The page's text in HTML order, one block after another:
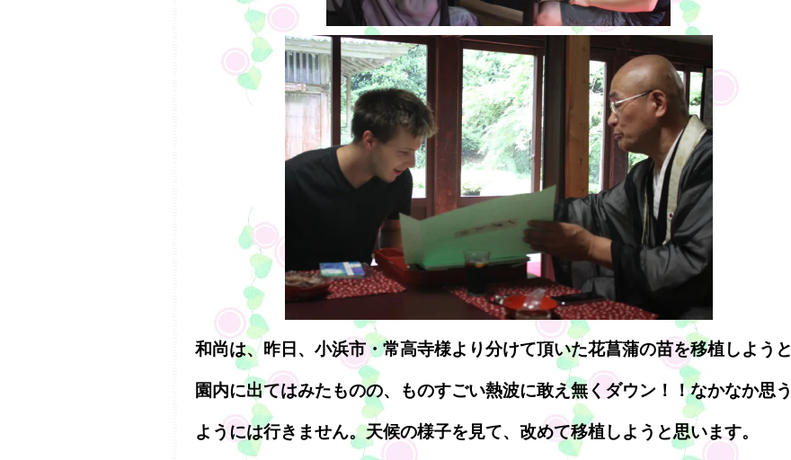
和尚は、昨日、小浜市・常高寺様より分けて頂いた花菖蒲の苗を移植しようと
園内に出てはみたものの、ものすごい熱波に敢え無くダウン！！なかなか思う
ようには行きません。天候の様子を見て、改めて移植しようと思います。